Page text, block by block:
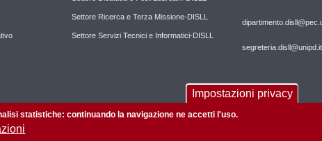
Settore Ricerca e Terza Missione-DISLL
Settore Servizi Tecnici e Informatici-DISLL
segreteria.disll@unipd.it
Impostazioni privacy
statistiche: continuando la navigazione ne accetti l'uso.